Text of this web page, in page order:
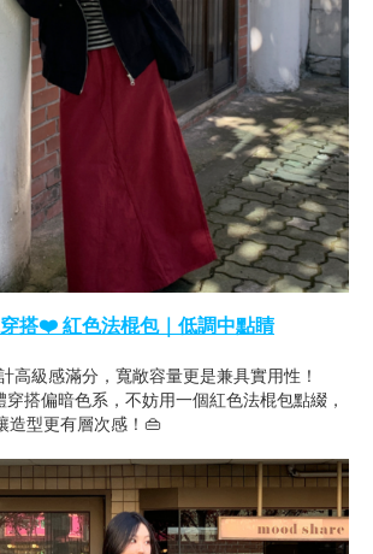
搭❤️ 紅色法棍包｜低調中點睛
高級感滿分，寬敞容量更是兼具實用性！
穿搭偏暗色系，不妨用一個紅色法棍包點綴，
造型更有層次感！👜